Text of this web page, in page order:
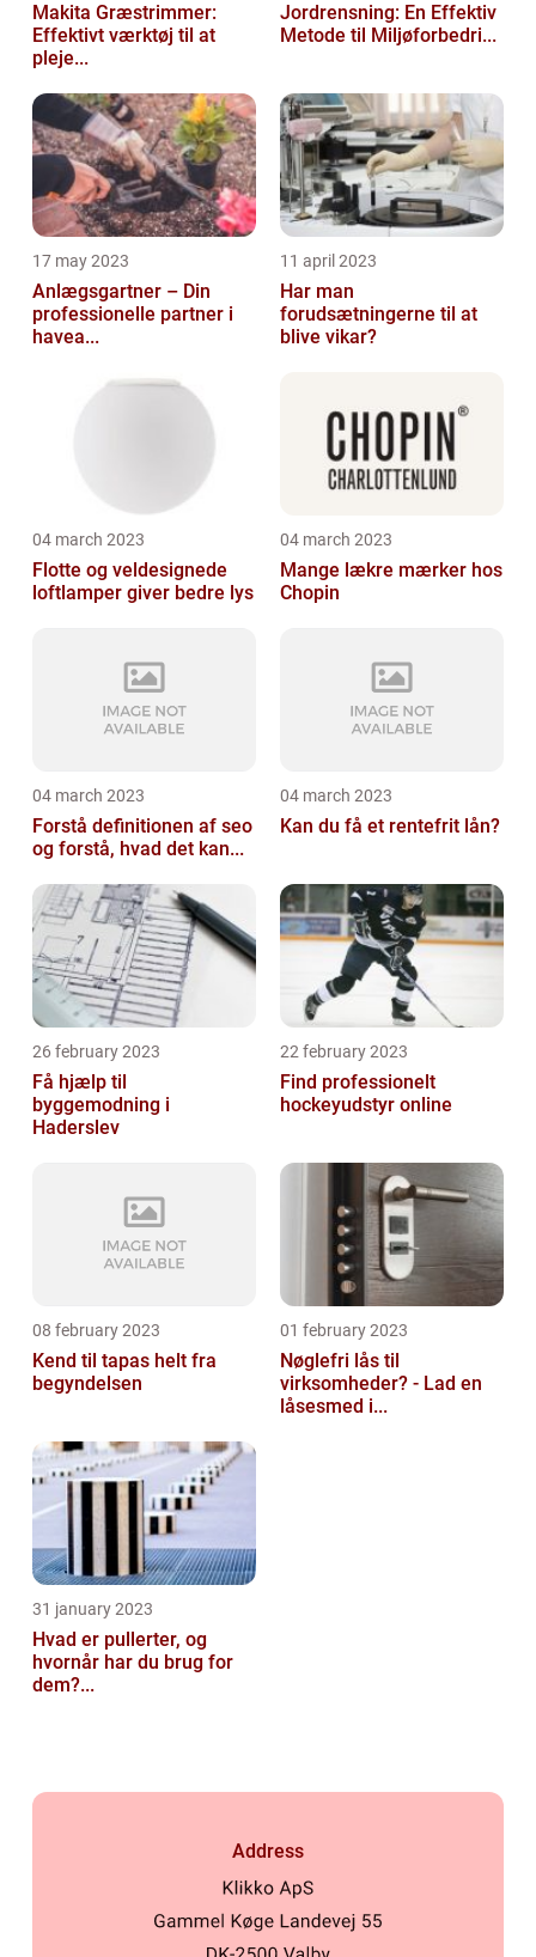
Makita Græstrimmer:
Effektivt værktøj til at
pleje...
Jordrensning: En Effektiv
Metode til Miljøforbedri...
17 may 2023
Anlægsgartner – Din
professionelle partner i
havea...
11 april 2023
Har man
forudsætningerne til at
blive vikar?
04 march 2023
Flotte og veldesignede
loftlamper giver bedre lys
04 march 2023
Mange lækre mærker hos
Chopin
04 march 2023
Forstå definitionen af seo
og forstå, hvad det kan...
04 march 2023
Kan du få et rentefrit lån?
26 february 2023
Få hjælp til
byggemodning i
Haderslev
22 february 2023
Find professionelt
hockeyudstyr online
08 february 2023
Kend til tapas helt fra
begyndelsen
01 february 2023
Nøglefri lås til
virksomheder? - Lad en
låsesmed i...
31 january 2023
Hvad er pullerter, og
hvornår har du brug for
dem?...
Address